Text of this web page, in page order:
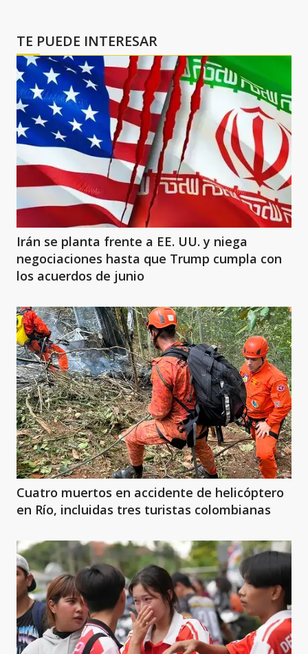
TE PUEDE INTERESAR
Irán se planta frente a EE. UU. y niega
negociaciones hasta que Trump cumpla con
los acuerdos de junio
Cuatro muertos en accidente de helicóptero
en Río, incluidas tres turistas colombianas